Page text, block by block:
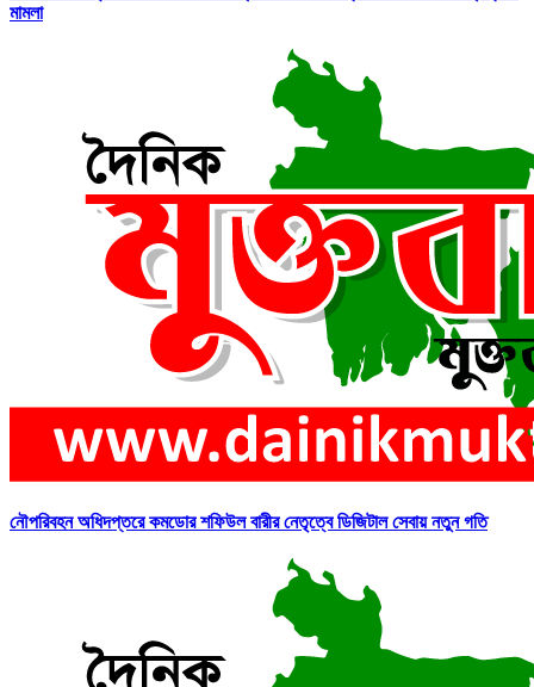
মামলা
নৌপরিবহন অধিদপ্তরে কমডোর শফিউল বারীর নেতৃত্বে ডিজিটাল সেবায় নতুন গতি